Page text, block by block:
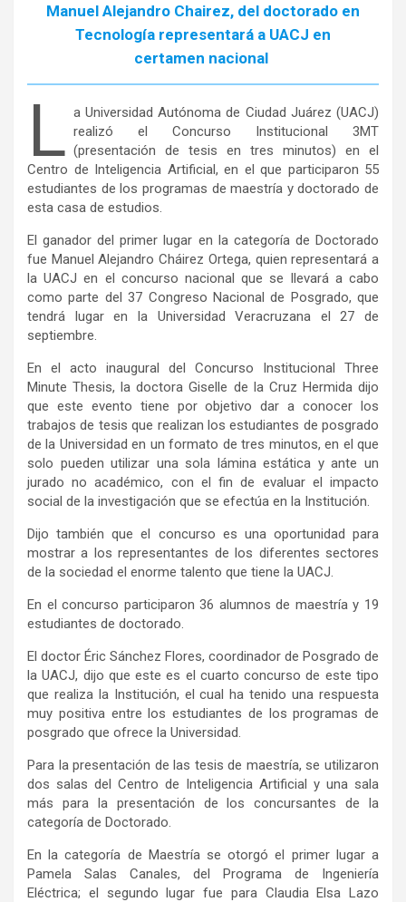
Manuel Alejandro Chairez, del doctorado en
Tecnología representará a UACJ en
certamen nacional
L a Universidad Autónoma de Ciudad Juárez (UACJ)
realizó el Concurso Institucional 3MT
(presentación de tesis en tres minutos) en el
Centro de Inteligencia Artificial, en el que participaron 55
estudiantes de los programas de maestría y doctorado de
esta casa de estudios.
El ganador del primer lugar en la categoría de Doctorado
fue Manuel Alejandro Cháirez Ortega, quien representará a
la UACJ en el concurso nacional que se llevará a cabo
como parte del 37 Congreso Nacional de Posgrado, que
tendrá lugar en la Universidad Veracruzana el 27 de
septiembre.
En el acto inaugural del Concurso Institucional Three
Minute Thesis, la doctora Giselle de la Cruz Hermida dijo
que este evento tiene por objetivo dar a conocer los
trabajos de tesis que realizan los estudiantes de posgrado
de la Universidad en un formato de tres minutos, en el que
solo pueden utilizar una sola lámina estática y ante un
jurado no académico, con el fin de evaluar el impacto
social de la investigación que se efectúa en la Institución.
Dijo también que el concurso es una oportunidad para
mostrar a los representantes de los diferentes sectores
de la sociedad el enorme talento que tiene la UACJ.
En el concurso participaron 36 alumnos de maestría y 19
estudiantes de doctorado.
El doctor Éric Sánchez Flores, coordinador de Posgrado de
la UACJ, dijo que este es el cuarto concurso de este tipo
que realiza la Institución, el cual ha tenido una respuesta
muy positiva entre los estudiantes de los programas de
posgrado que ofrece la Universidad.
Para la presentación de las tesis de maestría, se utilizaron
dos salas del Centro de Inteligencia Artificial y una sala
más para la presentación de los concursantes de la
categoría de Doctorado.
En la categoría de Maestría se otorgó el primer lugar a
Pamela Salas Canales, del Programa de Ingeniería
Eléctrica; el segundo lugar fue para Claudia Elsa Lazo